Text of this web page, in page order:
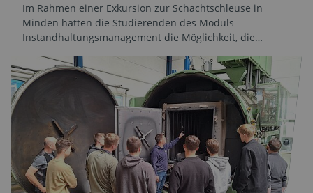
Im Rahmen einer Exkursion zur Schachtschleuse in
Minden hatten die Studierenden des Moduls
Instandhaltungsmanagement die Möglichkeit, die…